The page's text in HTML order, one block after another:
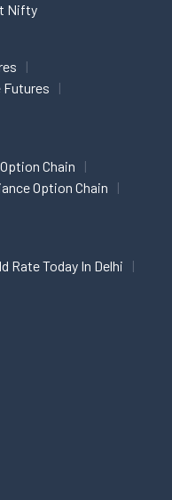
Nifty
Futures
Chain
Option Chain
Rate Today In Delhi